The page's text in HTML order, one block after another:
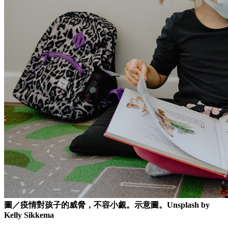
圖／疫情對孩子的威脅，不容小覷。示意圖。Unsplash by
Kelly Sikkema